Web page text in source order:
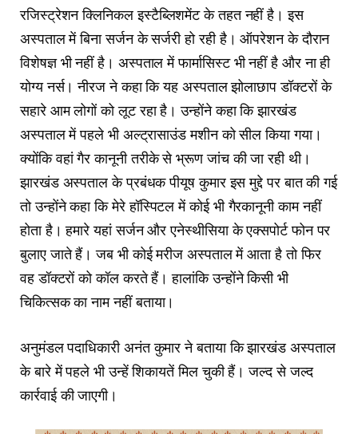
रजिस्ट्रेशन क्लिनिकल इस्टैब्लिशमेंट के तहत नहीं है। इस
अस्पताल में बिना सर्जन के सर्जरी हो रही है। ऑपरेशन के दौरान
विशेषज्ञ भी नहीं है। अस्पताल में फार्मासिस्ट भी नहीं है और ना ही
योग्य नर्स। नीरज ने कहा कि यह अस्पताल झोलाछाप डॉक्टरों के
सहारे आम लोगों को लूट रहा है। उन्होंने कहा कि झारखंड
अस्पताल में पहले भी अल्ट्रासाउंड मशीन को सील किया गया।
क्योंकि वहां गैर कानूनी तरीके से भ्रूण जांच की जा रही थी।
झारखंड अस्पताल के प्रबंधक पीयूष कुमार इस मुद्दे पर बात की गई
तो उन्होंने कहा कि मेरे हॉस्पिटल में कोई भी गैरकानूनी काम नहीं
होता है। हमारे यहां सर्जन और एनेस्थीसिया के एक्सपोर्ट फोन पर
बुलाए जाते हैं। जब भी कोई मरीज अस्पताल में आता है तो फिर
वह डॉक्टरों को कॉल करते हैं। हालांकि उन्होंने किसी भी
चिकित्सक का नाम नहीं बताया।
अनुमंडल पदाधिकारी अनंत कुमार ने बताया कि झारखंड अस्पताल
के बारे में पहले भी उन्हें शिकायतें मिल चुकी हैं। जल्द से जल्द
कार्रवाई की जाएगी।